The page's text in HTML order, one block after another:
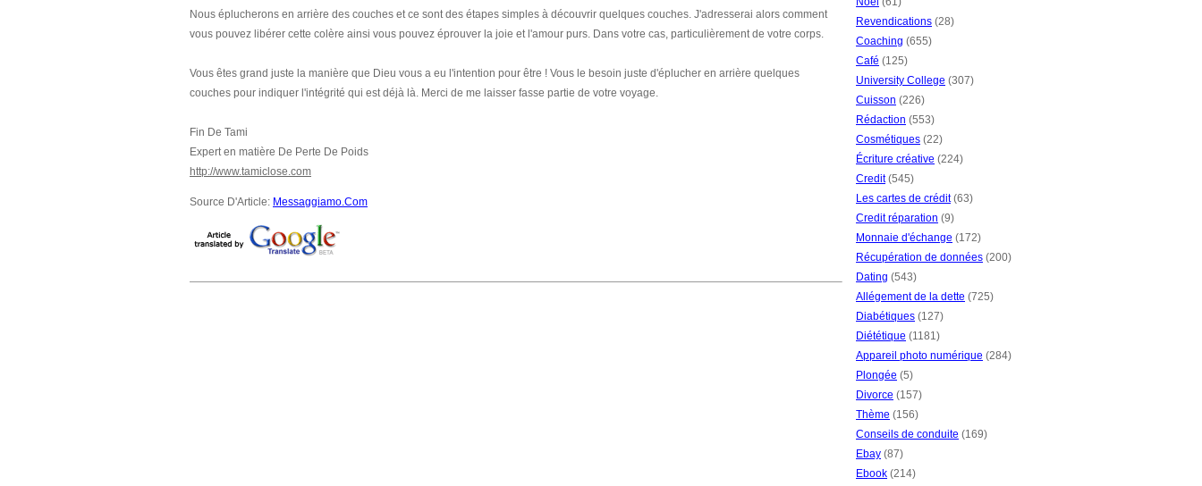
Nous éplucherons en arrière des couches et ce sont des étapes simples à découvrir quelques couches. J'adresserai alors comment
vous pouvez libérer cette colère ainsi vous pouvez éprouver la joie et l'amour purs. Dans votre cas, particulièrement de votre corps.
Vous êtes grand juste la manière que Dieu vous a eu l'intention pour être ! Vous le besoin juste d'éplucher en arrière quelques
couches pour indiquer l'intégrité qui est déjà là. Merci de me laisser fasse partie de votre voyage.
Fin De Tami
Expert en matière De Perte De Poids
http://www.tamiclose.com
Source D'Article: Messaggiamo.Com
Revendications (28)
Coaching (655)
Café (125)
University College (307)
Cuisson (226)
Rédaction (553)
Cosmétiques (22)
Écriture créative (224)
Credit(545)
Les cartes de crédit(63)
Credit réparation (9)
Monnaie d'échange (172)
Récupération de données (200)
Dating (543)
Allégement de la dette (725)
Diabétiques (127)
Diététique (1181)
Appareil photo numérique (284)
Plongée (5)
Divorce (157)
Thème (156)
Conseils de conduite (169)
Ebay (87)
Ebook (214)